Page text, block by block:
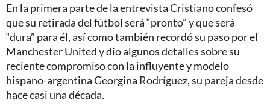
En la primera parte de la entrevista Cristiano confesó
que su retirada del fútbol será “pronto” y que será
“dura” para él, así como también recordó su paso por el
Manchester United y dio algunos detalles sobre su
reciente compromiso con la influyente y modelo
hispano-argentina Georgina Rodríguez, su pareja desde
hace casi una década.